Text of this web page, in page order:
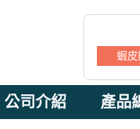
蝦
公司介紹 產品